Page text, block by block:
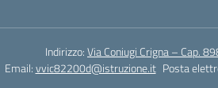
Indirizzo:Via Coniugi Crigna – Cap.
Email:vvic82200d@istruzione.it Posta